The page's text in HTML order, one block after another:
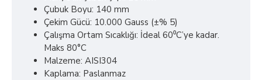
Çubuk Boyu: 140 mm
Çekim Gücü: 10.000 Gauss (±% 5)
Çalışma Ortam Sıcaklığı: İdeal 60⁰C’ye kadar.
Maks 80°C
Malzeme: AISI304
Kaplama: Paslanmaz